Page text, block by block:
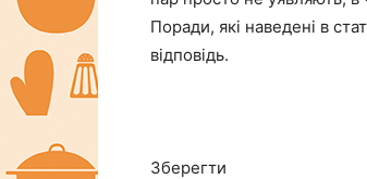
Поради, які наведені в
відповідь.
Зберегти